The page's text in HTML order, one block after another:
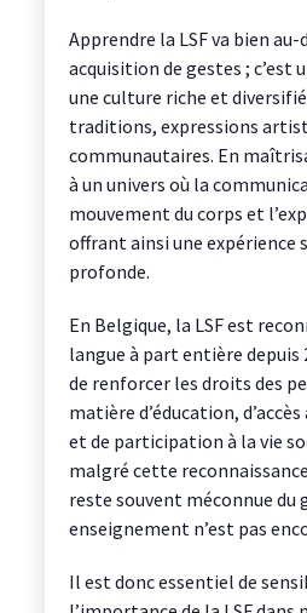
Apprendre la LSF va bien
acquisition de gestes ; c’est
une culture riche et
traditions, expressions
communautaires. En
à un univers où la
mouvement du corps et
offrant ainsi une expérience
profonde.
En Belgique, la LSF est
langue à part entière depuis
de renforcer les droits des
matière d’éducation,
et de participation à la vie
malgré cette
reste souvent méconnue du
enseignement n’est pas
Il est donc essentiel de